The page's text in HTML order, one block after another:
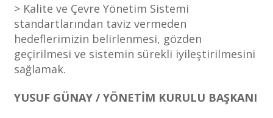
> Kalite ve Çevre Yönetim Sistemi
standartlarından taviz vermeden
hedeflerimizin belirlenmesi, gözden
geçirilmesi ve sistemin sürekli iyileştirilmesini
sağlamak.
YUSUF GÜNAY / YÖNETİM KURULU BAŞKANI